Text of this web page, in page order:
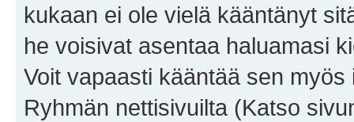
kukaan ei ole vielä kääntänyt
he voisivat asentaa haluamasi
Voit vapaasti kääntää sen
Ryhmän nettisivuilta (Katso